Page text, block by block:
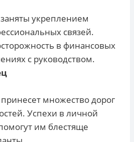
укреплением
связей.
в финансовых
с руководством.
множество дорог
Успехи в личной
им блестяще